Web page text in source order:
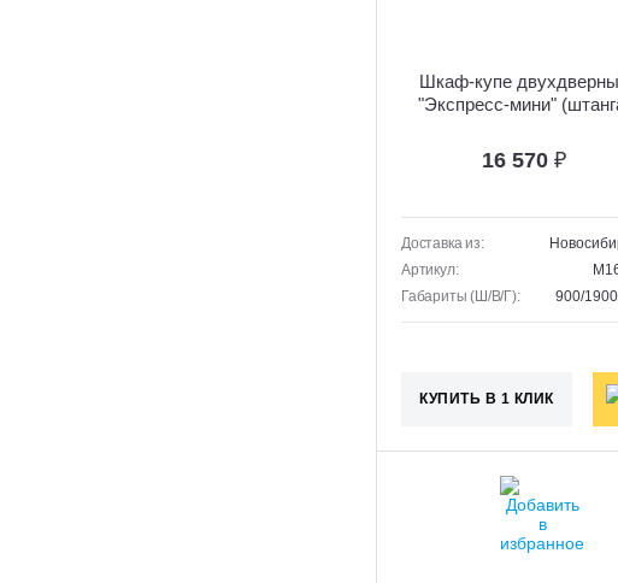
Шкаф-купе
"Экспресс-мини"
16 570 ₽
Доставка из:
Артикул:
Габариты (Ш/В/Г):
900/
КУПИТЬ В 1 КЛИК